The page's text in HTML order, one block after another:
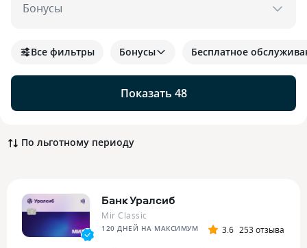
Бонусы
Показать 48
Все фильтры Бонусы Бесплатное
По льготному периоду
Банк Уралсиб
Mir Classic
120 ДНЕЙ НА МАКСИМУМ 3.6 253 отзыва